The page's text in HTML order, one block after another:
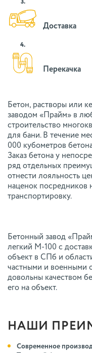
3.
Доставка
4.
Перекачка
Бетон, растворы или
заводом «Прайм» в
строительство
для бани. В течение
000 кубометров
Заказ бетона у
ряд отдельных
отнести лояльность
наценок посредников
транспортировку.
Бетонный завод
легкий М-100 с
объект в СПб и
частными и военными
довольны качеством
его на объект.
НАШИ
Современное